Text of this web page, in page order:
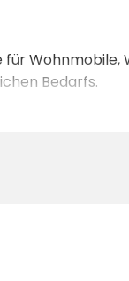
Wohnmobile,
Bedarfs.